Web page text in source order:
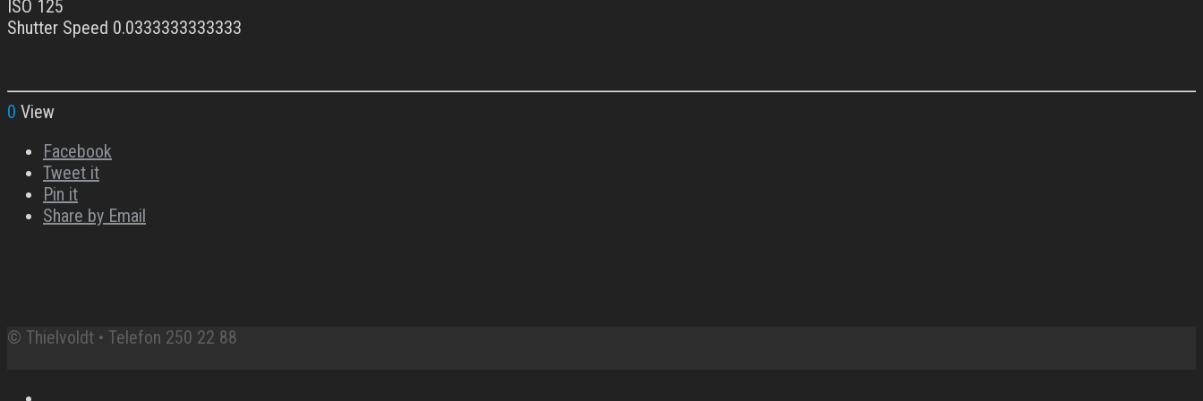
ISO 125
Shutter Speed 0.0333333333333
0 View
Facebook
Tweet it
Pin it
Share by Email
© Thielvoldt • Telefon 250 22 88